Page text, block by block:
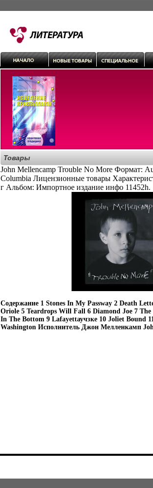
Товары
John Mellencamp Trouble No More Формат:
Columbia Лицензионные товары
г Альбом: Импортное издание инфо 11452h.
Содержание 1 Stones In My Passway 2 Death
Oriole 5 Teardrops Will Fall 6 Diamond Joe 7
In The Bottom 9 Lafayettаучзкe 10 Joliet Bound
Washington Исполнитель Джон Мелленкамп